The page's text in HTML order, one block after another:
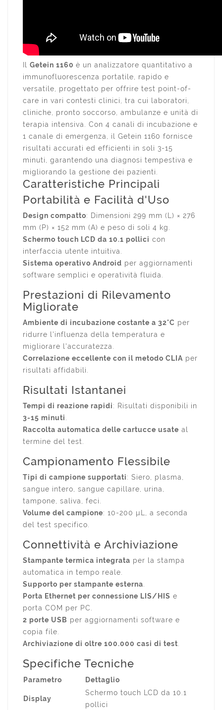
Il Getein 1160 è un analizzatore quantitativo a
immunofluorescenza portatile, rapido e
versatile, progettato per offrire test point-of-
care in vari contesti clinici, tra cui laboratori,
cliniche, pronto soccorso, ambulanze e unità di
terapia intensiva. Con 4 canali di incubazione e
1 canale di emergenza, il Getein 1160 fornisce
risultati accurati ed efficienti in soli 3-15
minuti, garantendo una diagnosi tempestiva e
migliorando la gestione dei pazienti.
Caratteristiche Principali
Portabilità e Facilità d'Uso
Design compatto: Dimensioni 299 mm (L) × 276
mm (P) × 152 mm (A) e peso di soli 4 kg.
Schermo touch LCD da 10.1 pollici con
interfaccia utente intuitiva.
Sistema operativo Android per aggiornamenti
software semplici e operatività fluida.
Prestazioni di Rilevamento
Migliorate
Ambiente di incubazione costante a 32°C per
ridurre l'influenza della temperatura e
migliorare l'accuratezza.
Correlazione eccellente con il metodo CLIA per
risultati affidabili.
Risultati Istantanei
Tempi di reazione rapidi: Risultati disponibili in
3-15 minuti.
Raccolta automatica delle cartucce usate al
termine del test.
Campionamento Flessibile
Tipi di campione supportati: Siero, plasma,
sangue intero, sangue capillare, urina,
tampone, saliva, feci.
Volume del campione: 10-200 µL, a seconda
del test specifico.
Connettività e Archiviazione
Stampante termica integrata per la stampa
automatica in tempo reale.
Supporto per stampante esterna.
Porta Ethernet per connessione LIS/HIS e
porta COM per PC.
2 porte USB per aggiornamenti software e
copia file.
Archiviazione di oltre 100.000 casi di test.
Specifiche Tecniche
Parametro Dettaglio
Display
Schermo touch LCD da 10.1
pollici